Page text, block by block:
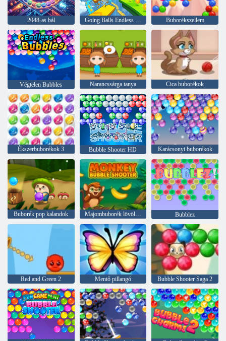
2048-as bál Buborékszellem
Végtelen Bubbles Narancssárga tanya Cica buborékok
Ékszerbuborékok 3 Bubble Shooter HD Karácsonyi buborékok
Buborék pop kalandok Majombuborék lövöldözős Bubblez
Red and Green 2 Mentő pillangó Bubble Shooter Saga 2